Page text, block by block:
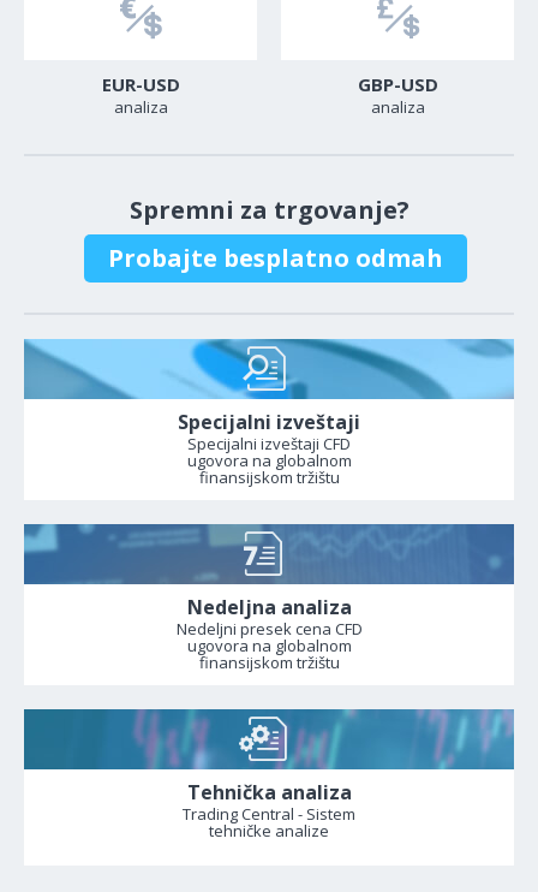
EUR-USD
analiza
GBP-USD
analiza
Spremni za trgovanje?
Probajte besplatno odmah
Specijalni izveštaji
Specijalni izveštaji CFD
ugovora na globalnom
finansijskom tržištu
Nedeljna analiza
Nedeljni presek cena CFD
ugovora na globalnom
finansijskom tržištu
Tehnička analiza
Trading Central - Sistem
tehničke analize